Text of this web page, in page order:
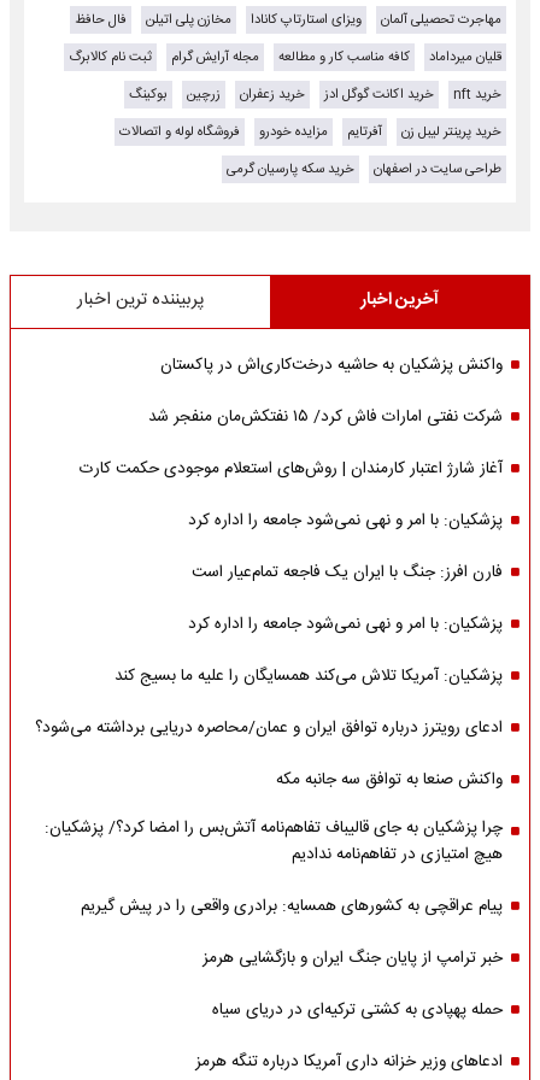
مهاجرت تحصیلی آلمان ویزای استارتاپ کانادا مخازن پلی اتیلن
فال حافظ
قلیان میرداماد
کافه مناسب کار و مطالعه مجله آرایش گرام
ثبت نام کالابرگ
خرید nft
خرید اکانت گوگل ادز خرید زعفران زرچین
بوکینگ
خرید پرینتر لیبل زن
آفرتایم مزایده خودرو
فروشگاه لوله و اتصالات
طراحی سایت در اصفهان
خرید سکه پارسیان گرمی
آخرین اخبار پربیننده ترین اخبار
واکنش پزشکیان به حاشیه درخت‌کاری‌اش در پاکستان
شرکت نفتی امارات فاش کرد/ ۱۵ نفتکش‌مان منفجر شد
آغاز شارژ اعتبار کارمندان | روش‌های استعلام موجودی حکمت کارت
پزشکیان: با امر و نهی نمی‌شود جامعه را اداره کرد
فارن افرز: جنگ با ایران یک فاجعه تمام‌عیار است
پزشکیان: با امر و نهی نمی‌شود جامعه را اداره کرد
پزشکیان: آمریکا تلاش می‌کند همسایگان را علیه ما بسیج کند
ادعای رویترز درباره توافق ایران و عمان/محاصره دریایی برداشته می‌شود؟
واکنش صنعا به توافق سه جانبه مکه
چرا پزشکیان به جای قالیباف تفاهم‌نامه آتش‌بس را امضا کرد؟/ پزشکیان:
هیچ امتیازی در تفاهم‌نامه ندادیم
پیام عراقچی به کشورهای همسایه: برادری واقعی را در پیش گیریم
خبر ترامپ از پایان جنگ ایران و بازگشایی هرمز
حمله پهپادی به کشتی ترکیه‌ای در دریای سیاه
ادعاهای وزیر خزانه داری آمریکا درباره تنگه هرمز